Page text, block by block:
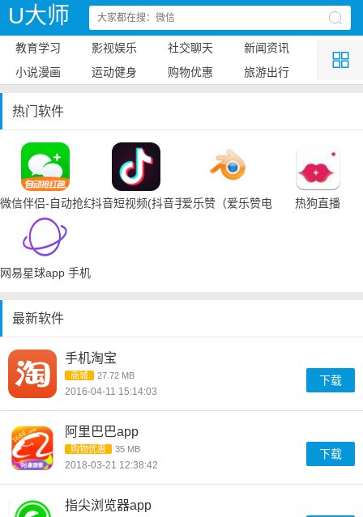
U大师
教育学习 影视娱乐 社交聊天
新闻资讯
小说漫画
运动健身 购物优惠 旅游出行
热门软件
微信伴侣-自动抢红包抖音短视频(抖音手机下载)爱乐赞（爱乐赞电脑手机下载）
热狗直播
网易星球app 手机下载
最新软件
手机淘宝
商城 27.72 MB
2016-04-11 15:14:03
下载
阿里巴巴app
购物优惠 35 MB
2018-03-21 12:38:42
下载
指尖浏览器app